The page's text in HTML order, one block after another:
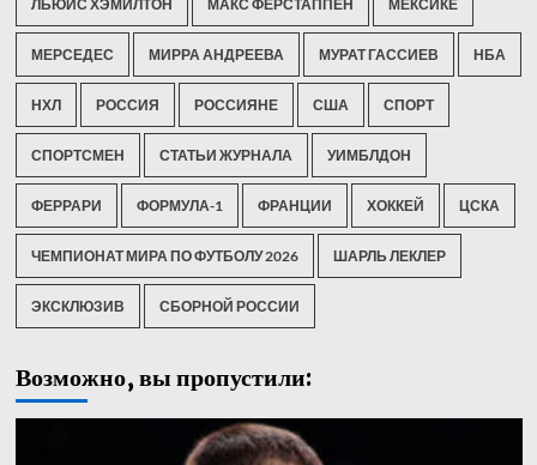
ЛЬЮИС ХЭМИЛТОН МАКС ФЕРСТАППЕН МЕКСИКЕ
МЕРСЕДЕС МИРРА АНДРЕЕВА МУРАТ ГАССИЕВ НБА
НХЛ РОССИЯ РОССИЯНЕ США СПОРТ
СПОРТСМЕН СТАТЬИ ЖУРНАЛА УИМБЛДОН
ФЕРРАРИ ФОРМУЛА-1 ФРАНЦИИ ХОККЕЙ ЦСКА
ЧЕМПИОНАТ МИРА ПО ФУТБОЛУ 2026 ШАРЛЬ ЛЕКЛЕР
ЭКСКЛЮЗИВ СБОРНОЙ РОССИИ
Возможно, вы пропустили: